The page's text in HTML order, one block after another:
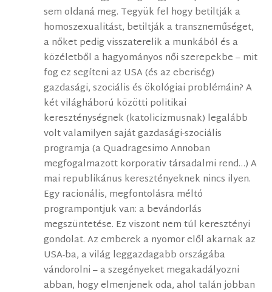
sem oldaná meg. Tegyük fel hogy betiltják a
homoszexualitást, betiltják a transzneműséget,
a nőket pedig visszaterelik a munkából és a
közéletből a hagyományos női szerepekbe – mit
fog ez segíteni az USA (és az eberiség)
gazdasági, szociális és ökológiai problémáin? A
két világháború közötti politikai
kereszténységnek (katolicizmusnak) legalább
volt valamilyen saját gazdasági-szociális
programja (a Quadragesimo Annoban
megfogalmazott korporativ társadalmi rend…) A
mai republikánus keresztényeknek nincs ilyen.
Egy racionális, megfontolásra méltó
programpontjuk van: a bevándorlás
megszüntetése. Ez viszont nem túl keresztényi
gondolat. Az emberek a nyomor elől akarnak az
USA-ba, a világ leggazdagabb országába
vándorolni – a szegényeket megakadályozni
abban, hogy elmenjenek oda, ahol talán jobban